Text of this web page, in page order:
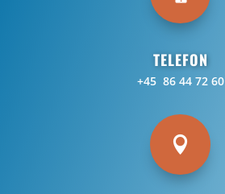
TELEFON
+45 86 44 72 60
